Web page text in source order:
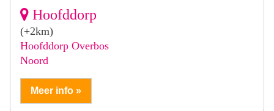
Hoofddorp
(+2km)
Hoofddorp Overbos
Noord
Meer info »